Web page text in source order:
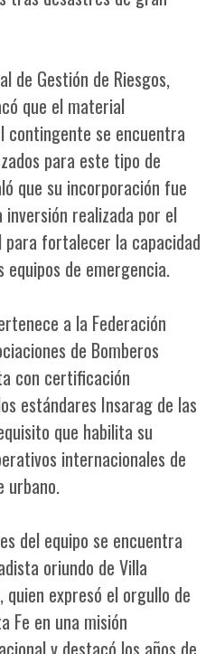
de Gestión de Riesgos,
que el material
contingente se encuentra
para este tipo de
que su incorporación fue
realizada por el
para fortalecer la capacidad
equipos de emergencia.
a la Federación
de Bomberos
con certificación
estándares Insarag de las
que habilita su
internacionales de
urbano.
del equipo se encuentra
oriundo de Villa
quien expresó el orgullo de
Fe en una misión
y destacó los años de